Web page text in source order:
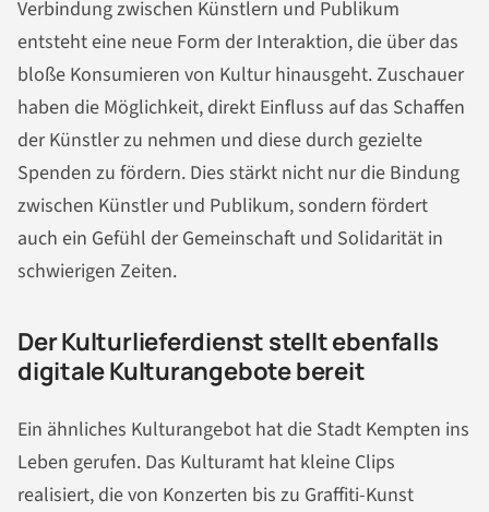
Verbindung zwischen Künstlern und Publikum
entsteht eine neue Form der Interaktion, die über das
bloße Konsumieren von Kultur hinausgeht. Zuschauer
haben die Möglichkeit, direkt Einfluss auf das Schaffen
der Künstler zu nehmen und diese durch gezielte
Spenden zu fördern. Dies stärkt nicht nur die Bindung
zwischen Künstler und Publikum, sondern fördert
auch ein Gefühl der Gemeinschaft und Solidarität in
schwierigen Zeiten.
Der Kulturlieferdienst stellt ebenfalls
digitale Kulturangebote bereit
Ein ähnliches Kulturangebot hat die Stadt Kempten ins
Leben gerufen. Das Kulturamt hat kleine Clips
realisiert, die von Konzerten bis zu Graffiti-Kunst